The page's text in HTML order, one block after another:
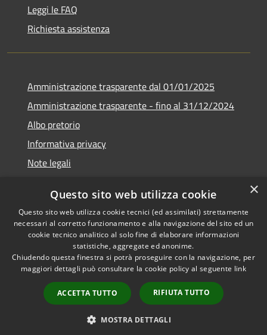
Leggi le FAQ
Richiesta assistenza
Amministrazione trasparente dal 01/01/2025
Amministrazione trasparente - fino al 31/12/2024
Albo pretorio
Informativa privacy
Note legali
Piano di miglioramento del sito
RSS
Accessibilità
Copyright © 2026 • Comune di
Rubiera • Powered by
Municipium•
Accesso
redazione
×
Questo sito web utilizza cookie
Questo sito web utilizza cookie tecnici (ed assimilati) strettamente
necessari al corretto funzionamento e alla navigazione del sito ed un
cookie tecnico analitico al solo fine di elaborare informazioni
statistiche, aggregate ed anonime.
Chiudendo questa finestra si potrà proseguire con la navigazione, per
maggiori dettagli può consultare la cookie policy al seguente link
ACCETTA TUTTO RIFIUTA TUTTO
MOSTRA DETTAGLI